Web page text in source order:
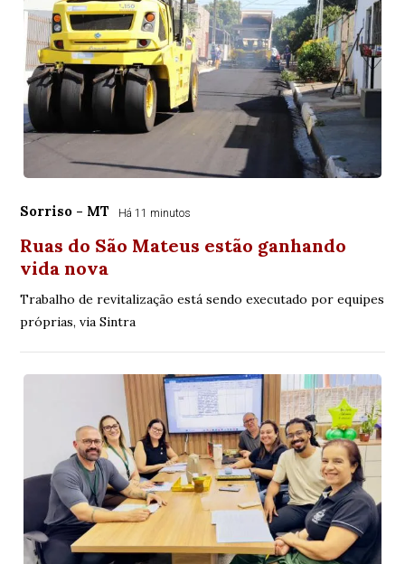
Sorriso - MT Há 11 minutos
Ruas do São Mateus estão ganhando
vida nova
Trabalho de revitalização está sendo executado por equipes
próprias, via Sintra